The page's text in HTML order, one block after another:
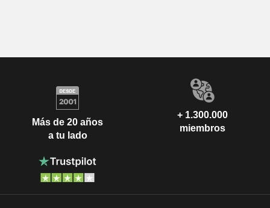
Más de 20 años
a tu lado
+ 1.300.000
miembros